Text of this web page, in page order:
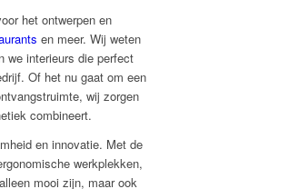
het ontwerpen en
en meer. Wij weten
we interieurs die perfect
Of het nu gaat om een
wij zorgen
combineert.
en innovatie. Met de
werkplekken,
mooi zijn, maar ook